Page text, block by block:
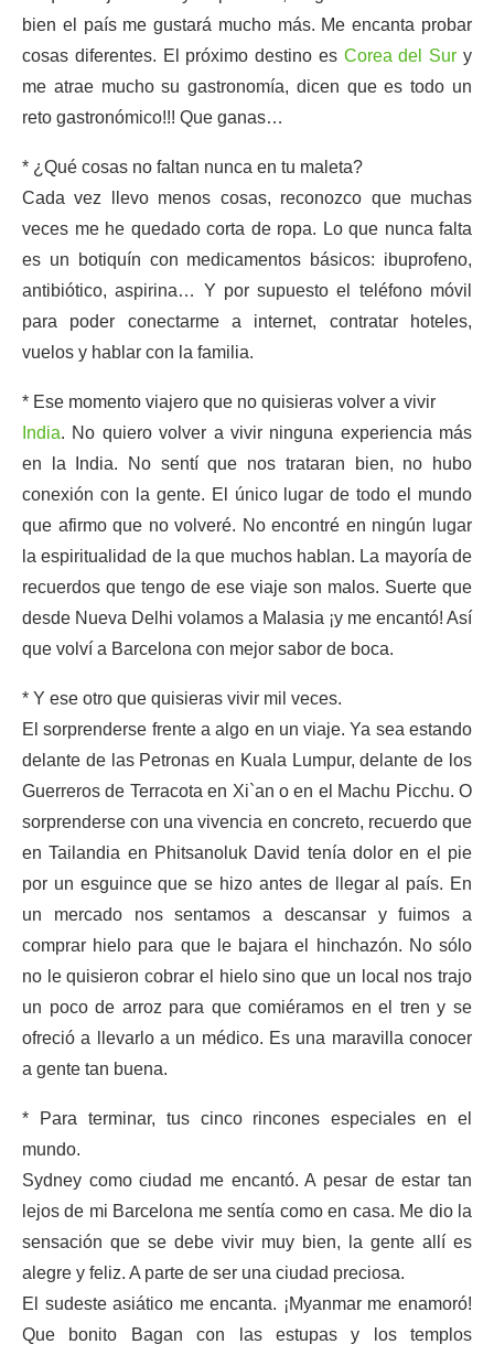
bien el país me gustará mucho más. Me encanta probar
cosas diferentes. El próximo destino es Corea del Sur y
me atrae mucho su gastronomía, dicen que es todo un
reto gastronómico!!! Que ganas…
* ¿Qué cosas no faltan nunca en tu maleta?
Cada vez llevo menos cosas, reconozco que muchas
veces me he quedado corta de ropa. Lo que nunca falta
es un botiquín con medicamentos básicos: ibuprofeno,
antibiótico, aspirina… Y por supuesto el teléfono móvil
para poder conectarme a internet, contratar hoteles,
vuelos y hablar con la familia.
* Ese momento viajero que no quisieras volver a vivir
India. No quiero volver a vivir ninguna experiencia más
en la India. No sentí que nos trataran bien, no hubo
conexión con la gente. El único lugar de todo el mundo
que afirmo que no volveré. No encontré en ningún lugar
la espiritualidad de la que muchos hablan. La mayoría de
recuerdos que tengo de ese viaje son malos. Suerte que
desde Nueva Delhi volamos a Malasia ¡y me encantó! Así
que volví a Barcelona con mejor sabor de boca.
* Y ese otro que quisieras vivir mil veces.
El sorprenderse frente a algo en un viaje. Ya sea estando
delante de las Petronas en Kuala Lumpur, delante de los
Guerreros de Terracota en Xi`an o en el Machu Picchu. O
sorprenderse con una vivencia en concreto, recuerdo que
en Tailandia en Phitsanoluk David tenía dolor en el pie
por un esguince que se hizo antes de llegar al país. En
un mercado nos sentamos a descansar y fuimos a
comprar hielo para que le bajara el hinchazón. No sólo
no le quisieron cobrar el hielo sino que un local nos trajo
un poco de arroz para que comiéramos en el tren y se
ofreció a llevarlo a un médico. Es una maravilla conocer
a gente tan buena.
* Para terminar, tus cinco rincones especiales en el
mundo.
Sydney como ciudad me encantó. A pesar de estar tan
lejos de mi Barcelona me sentía como en casa. Me dio la
sensación que se debe vivir muy bien, la gente allí es
alegre y feliz. A parte de ser una ciudad preciosa.
El sudeste asiático me encanta. ¡Myanmar me enamoró!
Que bonito Bagan con las estupas y los templos